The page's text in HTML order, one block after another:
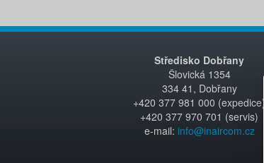
Středisko Dobřany
Šlovická 1354
334 41, Dobřany
+420 377 981 000 (expedice)
+420 377 970 701 (servis)
e-mail: info@inaircom.cz